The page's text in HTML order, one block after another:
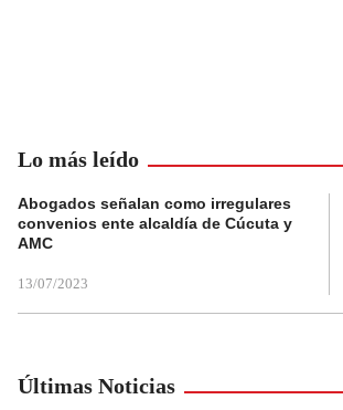
Lo más leído
Abogados señalan como irregulares
convenios ente alcaldía de Cúcuta y
AMC
13/07/2023
Últimas Noticias